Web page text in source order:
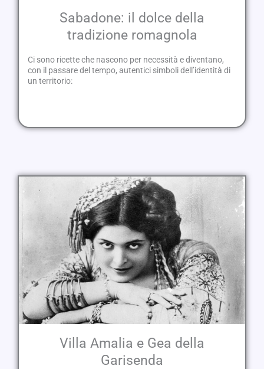
Sabadone: il dolce della
tradizione romagnola
Ci sono ricette che nascono per necessità e diventano,
con il passare del tempo, autentici simboli dell’identità di
un territorio:
Villa Amalia e Gea della
Garisenda